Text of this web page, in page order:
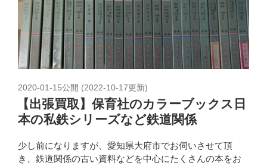
2020-01-15公開 (2022-10-17更新)
【出張買取】保育社のカラーブックス日
本の私鉄シリーズなど鉄道関係
少し前になりますが、愛知県大府市でお伺いさせて頂
き、鉄道関係の古い資料などを中心にたくさんの本をお